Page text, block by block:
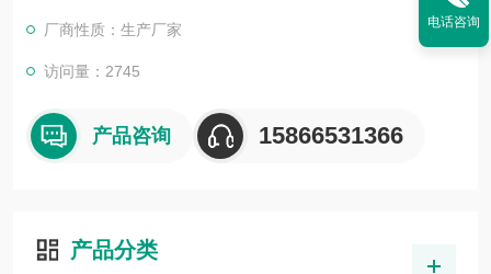
厂商性质：生产厂家
访问量：2745
产品咨询 15866531366
产品分类
电话咨询